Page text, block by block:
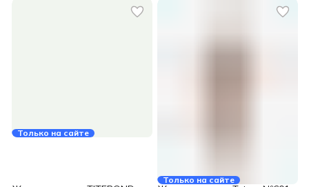
Только на сайте
Только на сайте